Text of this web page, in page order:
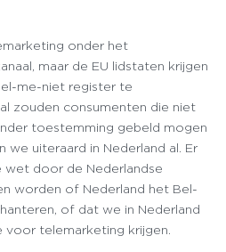
onder het
maar de EU lidstaten krijgen
me-niet register te
zouden consumenten die niet
toestemming gebeld mogen
we uiteraard in Nederland al. Er
wet door de Nederlandse
worden of Nederland het Bel-
of dat we in Nederland
telemarketing krijgen.